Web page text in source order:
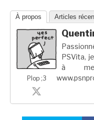
À propos Articles
Plop ;3
PSVita,
à